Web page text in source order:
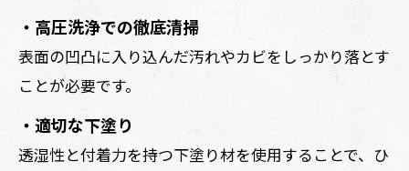
・高圧洗浄での徹底清掃
表面の凹凸に入り込んだ汚れやカビをしっかり落とす
ことが必要です。
・適切な下塗り
透湿性と付着力を持つ下塗り材を使用することで、ひ